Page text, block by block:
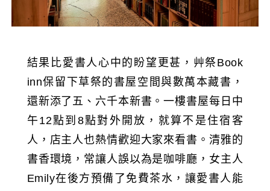
結果比愛書人心中的盼望更甚，艸祭Book
inn保留下草祭的書屋空間與數萬本藏書，
還新添了五、六千本新書。一樓書屋每日中
午12點到8點對外開放，就算不是住宿客
人，店主人也熱情歡迎大家來看書。清雅的
書香環境，常讓人誤以為是咖啡廳，女主人
Emily在後方預備了免費茶水，讓愛書人能